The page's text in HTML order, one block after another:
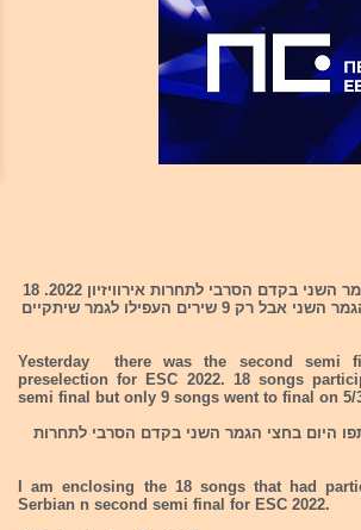
אתמול התקיים חצי הגמר השני בקדם הסרבי לתחרות אירוויזיון 2022. 18
שירים השתתפו בחצי הגמר השני אבל רק 9 שירים העפילו לגמר שיתקיים
Yesterday there was the second semi
preselection for ESC 2022. 18 songs
semi final but only 9 songs went to final on 5/
היום בחצי הגמר השני בקדם הסרבי לתחרות
I am enclosing the 18 songs that had
Serbian n second semi final for ESC 2022.